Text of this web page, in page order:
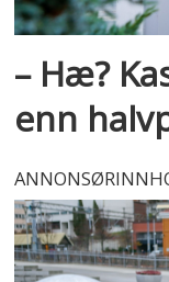
– Hæ?
enn